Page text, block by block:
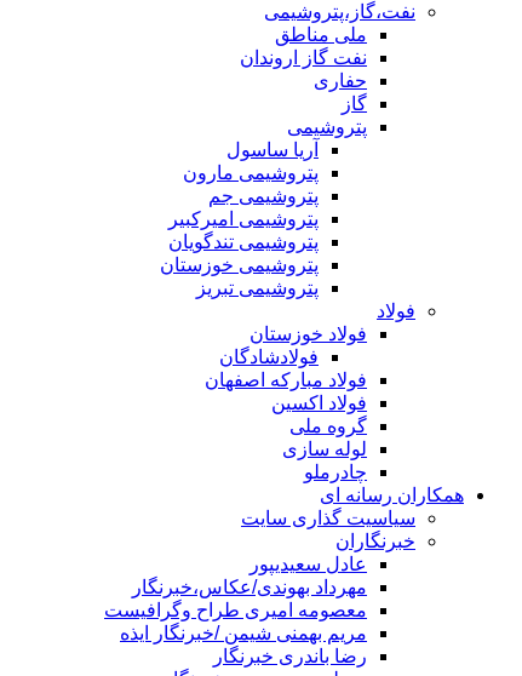
نفت،گاز،پتروشیمی
ملی مناطق
نفت گاز اروندان
حفاری
گاز
پتروشیمی
آریا ساسول
پتروشیمی مارون
پتروشیمی جم
پتروشیمی امیرکبیر
پتروشیمی تندگویان
پتروشیمی خوزستان
پتروشیمی تبریز
فولاد
فولاد خوزستان
فولادشادگان
فولاد مبارکه اصفهان
فولاد اکسین
گروه ملی
لوله سازی
چادرملو
همکاران رسانه ای
سیاسیت گذاری سایت
خبرنگاران
عادل سعیدیپور
مهرداد بهوندی/عکاس،خبرنگار
معصومه امیری طراح وگرافیست
مریم بهمنی شیمن /خبرنگار ایذه
رضا باندری خبرنگار